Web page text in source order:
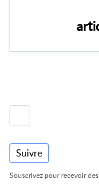
Suivre
Souscrivez pour recevoir